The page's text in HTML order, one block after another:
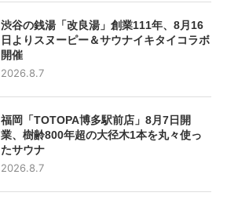
渋谷の銭湯「改良湯」創業111年、8月16
日よりスヌーピー＆サウナイキタイコラボ
開催
2026.8.7
福岡「TOTOPA博多駅前店」8月7日開
業、樹齢800年超の大径木1本を丸々使っ
たサウナ
2026.8.7